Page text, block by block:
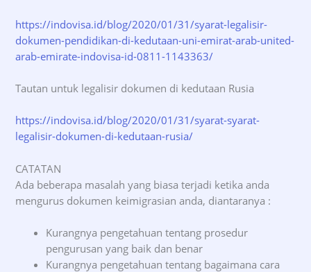
https://indovisa.id/blog/2020/01/31/syarat-legalisir-
dokumen-pendidikan-di-kedutaan-uni-emirat-arab-united-
arab-emirate-indovisa-id-0811-1143363/
Tautan untuk legalisir dokumen di kedutaan Rusia
https://indovisa.id/blog/2020/01/31/syarat-syarat-
legalisir-dokumen-di-kedutaan-rusia/
CATATAN
Ada beberapa masalah yang biasa terjadi ketika anda
mengurus dokumen keimigrasian anda, diantaranya :
Kurangnya pengetahuan tentang prosedur
pengurusan yang baik dan benar
Kurangnya pengetahuan tentang bagaimana cara